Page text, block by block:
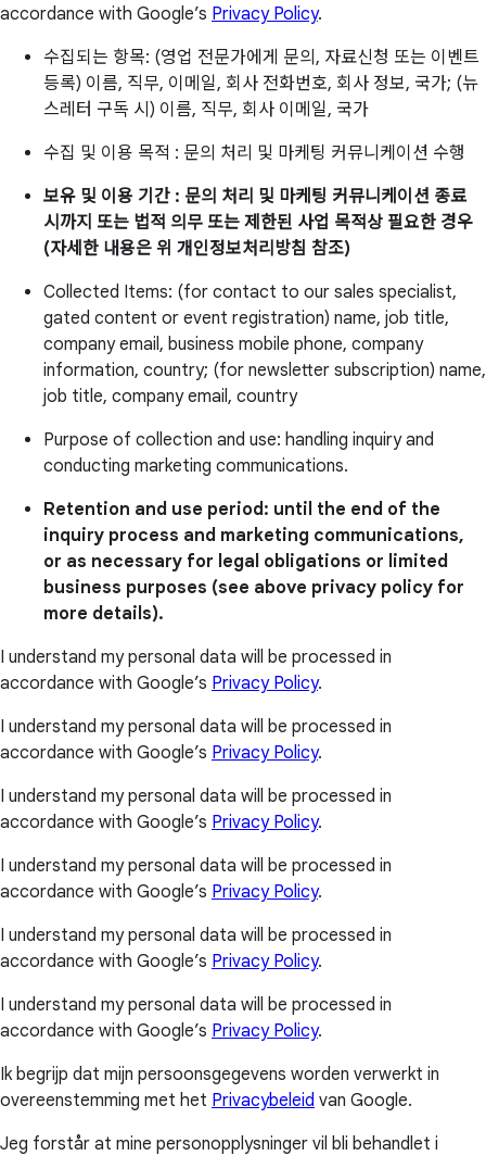
accordance with Google’s Privacy Policy.
수집되는 항목: (영업 전문가에게 문의, 자료신청 또는 이벤트
등록) 이름, 직무, 이메일, 회사 전화번호, 회사 정보, 국가; (뉴
스레터 구독 시) 이름, 직무, 회사 이메일, 국가
수집 및 이용 목적 : 문의 처리 및 마케팅 커뮤니케이션 수행
보유 및 이용 기간 : 문의 처리 및 마케팅 커뮤니케이션 종료
시까지 또는 법적 의무 또는 제한된 사업 목적상 필요한 경우
(자세한 내용은 위 개인정보처리방침 참조)
Collected Items: (for contact to our sales specialist,
gated content or event registration) name, job title,
company email, business mobile phone, company
information, country; (for newsletter subscription) name,
job title, company email, country
Purpose of collection and use: handling inquiry and
conducting marketing communications.
Retention and use period: until the end of the
inquiry process and marketing communications,
or as necessary for legal obligations or limited
business purposes (see above privacy policy for
more details).
I understand my personal data will be processed in
accordance with Google’s Privacy Policy.
I understand my personal data will be processed in
accordance with Google’s Privacy Policy.
I understand my personal data will be processed in
accordance with Google’s Privacy Policy.
I understand my personal data will be processed in
accordance with Google’s Privacy Policy.
I understand my personal data will be processed in
accordance with Google’s Privacy Policy.
I understand my personal data will be processed in
accordance with Google’s Privacy Policy.
Ik begrijp dat mijn persoonsgegevens worden verwerkt in
overeenstemming met het Privacybeleid van Google.
Jeg forstår at mine personopplysninger vil bli behandlet i